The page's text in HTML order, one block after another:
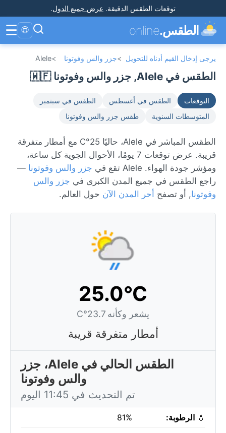
توقعات الطقس الدقيقة. عرض جميع الدول.
الطقس.online
🌐
☰
يرجى إدخال القيم أدناه للتحويل >جزر والس وفوتونا >
Alele
الطقس في Alele, جزر والس وفوتونا 🇼🇫
التوقعات الطقس في أغسطس
الطقس في سبتمبر
المتوسطات السنوية
طقس جزر والس وفوتونا
الطقس المباشر في Alele، حاليًا 25°C مع أمطار متفرقة
قريبة. عرض توقعات 7 يومًا، الأحوال الجوية كل ساعة،
ومؤشر جودة الهواء. Alele تقع في
جزر والس وفوتونا —
راجع الطقس في جميع المدن الكبرى في جزر والس
وفوتونا, أو تصفح أحر المدن الآن حول العالم.
25.0°C
يشعر وكأنه 23.7°C
أمطار متفرقة قريبة
الطقس الحالي في Alele، جزر
والس وفوتونا
تم التحديث في 11:45 اليوم
💧 الرطوبة: 81%